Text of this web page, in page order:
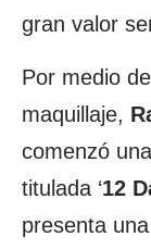
gran valor
Por medio
maquillaje,
comenzó
titulada ‘12
presenta